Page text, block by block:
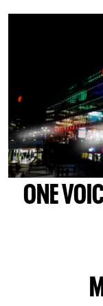
ONE